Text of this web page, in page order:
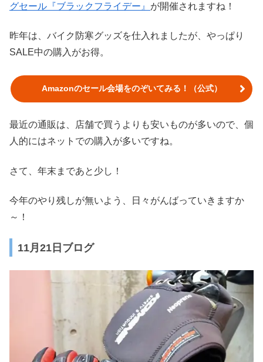
グセール『ブラックフライデー』 が開催されますね！
昨年は、バイク防寒グッズを仕入れましたが、やっぱり
SALE中の購入がお得。
Amazonのセール会場をのぞいてみる！（公式）
最近の通販は、店舗で買うよりも安いものが多いので、個
人的にはネットでの購入が多いですね。
さて、年末まであと少し！
今年のやり残しが無いよう、日々がんばっていきますか
～！
11月21日ブログ